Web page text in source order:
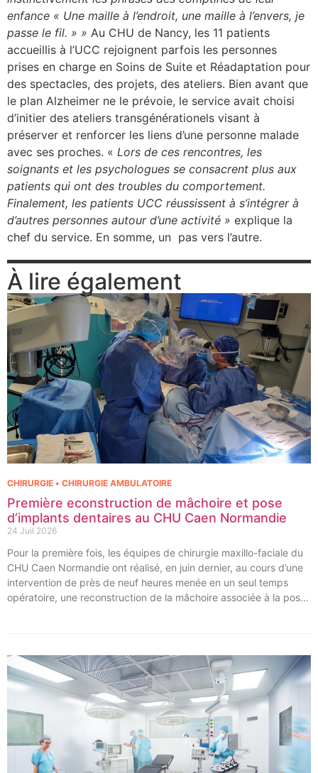
enfance « Une maille à l’endroit, une maille à l’envers, je
passe le fil. » » Au CHU de Nancy, les 11 patients
accueillis à l’UCC rejoignent parfois les personnes
prises en charge en Soins de Suite et Réadaptation pour
des spectacles, des projets, des ateliers. Bien avant que
le plan Alzheimer ne le prévoie, le service avait choisi
d’initier des ateliers transgénérationels visant à
préserver et renforcer les liens d’une personne malade
avec ses proches. « Lors de ces rencontres, les
soignants et les psychologues se consacrent plus aux
patients qui ont des troubles du comportement.
Finalement, les patients UCC réussissent à s’intégrer à
d’autres personnes autour d’une activité » explique la
chef du service. En somme, un pas vers l’autre.
À lire également
Première econstruction de mâchoire et pose
d’implants dentaires au CHU Caen Normandie
24 Juil 2026
CHIRURGIE • CHIRURGIE AMBULATOIRE
Pour la première fois, les équipes de chirurgie maxillo-faciale du
CHU Caen Normandie ont réalisé, en juin dernier, au cours d’une
intervention de près de neuf heures menée en un seul temps
opératoire, une reconstruction de la mâchoire associée à la pose